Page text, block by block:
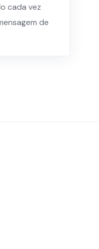
cada vez
de